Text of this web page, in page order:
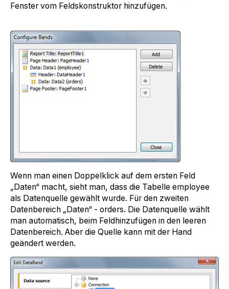
Fenster vom Feldskonstruktor hinzufügen.
Wenn man einen Doppelklick auf dem ersten Feld
„Daten“ macht, sieht man, dass die Tabelle employee
als Datenquelle gewählt wurde. Für den zweiten
Datenbereich „Daten“ - orders. Die Datenquelle wählt
man automatisch, beim Feldhinzufügen in den leeren
Datenbereich. Aber die Quelle kann mit der Hand
geändert werden.